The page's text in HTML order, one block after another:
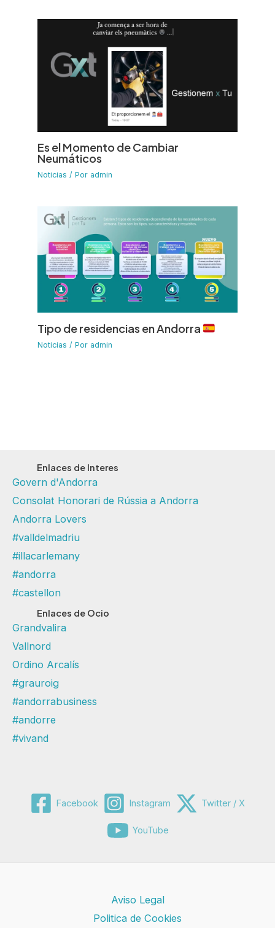
Es el Momento de Cambiar
Neumáticos
Noticias / Por admin
Tipo de residencias en Andorra
Noticias / Por admin
Enlaces de Interes
Govern d'Andorra
Consolat Honorari de Rússia a Andorra
Andorra Lovers
#valldelmadriu
#illacarlemany
#andorra
#castellon
Enlaces de Ocio
Grandvalira
Vallnord
Ordino Arcalís
#grauroig
#andorrabusiness
#andorre
#vivand
Facebook Instagram Twitter / X
YouTube
Aviso Legal
Politica de Cookies